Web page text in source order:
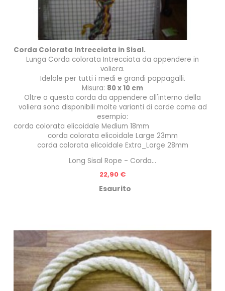
Corda Colorata Intrecciata in Sisal.
Lunga Corda colorata Intrecciata da appendere in
voliera.
Idelale per tutti i medi e grandi pappagalli.
Misura: 80 x 10 cm
Oltre a questa corda da appendere all'interno della
voliera sono disponibili molte varianti di corde come ad
esempio:
corda colorata elicoidale Medium 18mm
corda colorata elicoidale Large 23mm
corda colorata elicoidale Extra_Large 28mm
Long Sisal Rope - Corda...
Prezzo
22,90 €
Esaurito